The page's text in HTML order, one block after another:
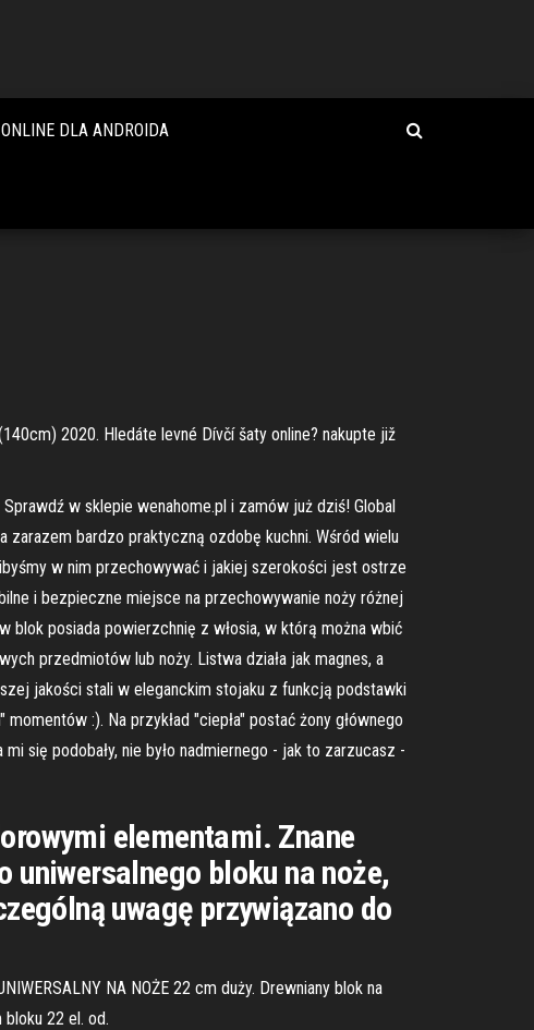
DLA ANDROIDA
2020. Hledáte levné Dívčí šaty online? nakupte již
w sklepie wenahome.pl i zamów już dziś! Global
zarazem bardzo praktyczną ozdobę kuchni. Wśród wielu
w nim przechowywać i jakiej szerokości jest ostrze
i bezpieczne miejsce na przechowywanie noży różnej
posiada powierzchnię z włosia, w którą można wbić
przedmiotów lub noży. Listwa działa jak magnes, a
jakości stali w eleganckim stojaku z funkcją podstawki
:). Na przykład "ciepła" postać żony głównego
się podobały, nie było nadmiernego - jak to zarzucasz -
elementami. Znane
uniwersalnego bloku na noże,
uwagę przywiązano do
NA NOŻE 22 cm duży. Drewniany blok na
22 el. od.